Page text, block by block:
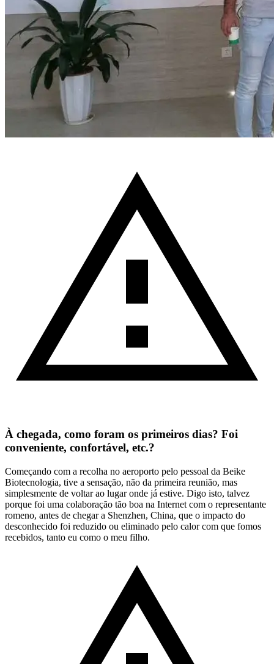
À chegada, como foram os primeiros dias? Foi
conveniente, confortável, etc.?
Começando com a recolha no aeroporto pelo pessoal da Beike
Biotecnologia, tive a sensação, não da primeira reunião, mas
simplesmente de voltar ao lugar onde já estive. Digo isto, talvez
porque foi uma colaboração tão boa na Internet com o representante
romeno, antes de chegar a Shenzhen, China, que o impacto do
desconhecido foi reduzido ou eliminado pelo calor com que fomos
recebidos, tanto eu como o meu filho.